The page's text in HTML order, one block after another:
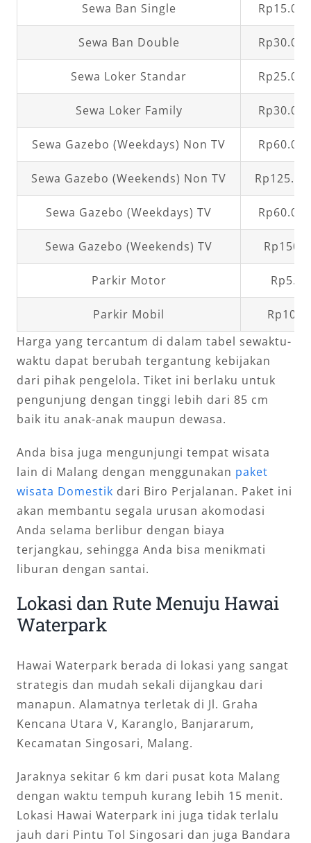
Sewa Ban Single
Sewa Ban Double
Sewa Loker Standar
Sewa Loker Family
Sewa Gazebo (Weekdays) Non TV
Sewa Gazebo (Weekends) Non TV
Sewa Gazebo (Weekdays) TV
Sewa Gazebo (Weekends) TV
Parkir Motor
Parkir Mobil
Harga yang tercantum di dalam tabel sewaktu-
waktu dapat berubah tergantung kebijakan
dari pihak pengelola. Tiket ini berlaku untuk
pengunjung dengan tinggi lebih dari 85 cm
baik itu anak-anak maupun dewasa.
Anda bisa juga mengunjungi tempat wisata
lain di Malang dengan menggunakan paket
wisata Domestik dari Biro Perjalanan. Paket ini
akan membantu segala urusan akomodasi
Anda selama berlibur dengan biaya
terjangkau, sehingga Anda bisa menikmati
liburan dengan santai.
Lokasi dan Rute Menuju Hawai
Waterpark
Hawai Waterpark berada di lokasi yang sangat
strategis dan mudah sekali dijangkau dari
manapun. Alamatnya terletak di Jl. Graha
Kencana Utara V, Karanglo, Banjararum,
Kecamatan Singosari, Malang.
Jaraknya sekitar 6 km dari pusat kota Malang
dengan waktu tempuh kurang lebih 15 menit.
Lokasi Hawai Waterpark ini juga tidak terlalu
jauh dari Pintu Tol Singosari dan juga Bandara